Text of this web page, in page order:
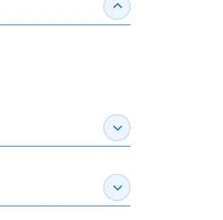
收合得獎紀錄
展開作家介紹
展開推薦專區